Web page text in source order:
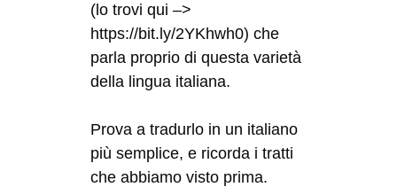
(lo trovi qui –>
https://bit.ly/2YKhwh0) che
parla proprio di questa varietà
della lingua italiana.
Prova a tradurlo in un italiano
più semplice, e ricorda i tratti
che abbiamo visto prima.